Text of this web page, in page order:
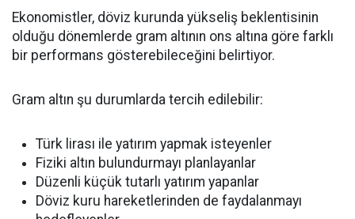
Ekonomistler, döviz kurunda yükseliş beklentisinin
olduğu dönemlerde gram altının ons altına göre farklı
bir performans gösterebileceğini belirtiyor.
Gram altın şu durumlarda tercih edilebilir:
Türk lirası ile yatırım yapmak isteyenler
Fiziki altın bulundurmayı planlayanlar
Düzenli küçük tutarlı yatırım yapanlar
Döviz kuru hareketlerinden de faydalanmayı